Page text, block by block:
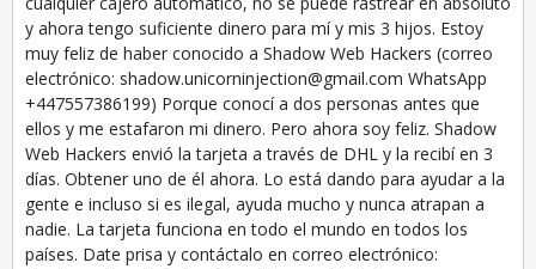
y ahora tengo suficiente dinero para mí y mis 3 hijos. Estoy
muy feliz de haber conocido a Shadow Web Hackers (correo
electrónico: shadow.unicorninjection@gmail.com WhatsApp
+447557386199) Porque conocí a dos personas antes que
ellos y me estafaron mi dinero. Pero ahora soy feliz. Shadow
Web Hackers envió la tarjeta a través de DHL y la recibí en 3
días. Obtener uno de él ahora. Lo está dando para ayudar a la
gente e incluso si es ilegal, ayuda mucho y nunca atrapan a
nadie. La tarjeta funciona en todo el mundo en todos los
países. Date prisa y contáctalo en correo electrónico: